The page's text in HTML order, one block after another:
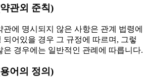
관외 준칙)
관에 명시되지 않은 사항은 관계 법령에
되어있을 경우 그 규정에 따르며, 그렇
은 경우에는 일반적인 관례에 따릅니다.
어의 정의)